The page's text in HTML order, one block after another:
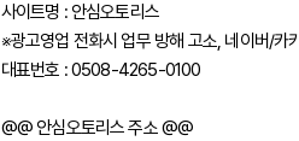
사이트명 : 안심오토리스
※광고영업 전화시 업무 방해 고소, 네이버/카
대표번호 : 0508-4265-0100
@@ 안심오토리스 주소 @@